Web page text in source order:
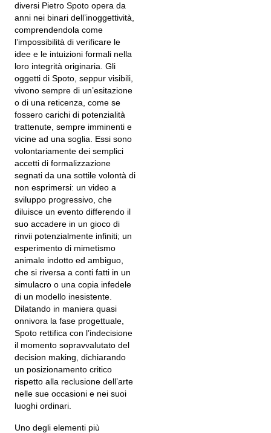
diversi Pietro Spoto opera da
anni nei binari dell’inoggettività,
comprendendola come
l’impossibilità di verificare le
idee e le intuizioni formali nella
loro integrità originaria. Gli
oggetti di Spoto, seppur visibili,
vivono sempre di un’esitazione
o di una reticenza, come se
fossero carichi di potenzialità
trattenute, sempre imminenti e
vicine ad una soglia. Essi sono
volontariamente dei semplici
accetti di formalizzazione
segnati da una sottile volontà di
non esprimersi: un video a
sviluppo progressivo, che
diluisce un evento differendo il
suo accadere in un gioco di
rinvii potenzialmente infiniti; un
esperimento di mimetismo
animale indotto ed ambiguo,
che si riversa a conti fatti in un
simulacro o una copia infedele
di un modello inesistente.
Dilatando in maniera quasi
onnivora la fase progettuale,
Spoto rettifica con l’indecisione
il momento sopravvalutato del
decision making, dichiarando
un posizionamento critico
rispetto alla reclusione dell’arte
nelle sue occasioni e nei suoi
luoghi ordinari.
Uno degli elementi più